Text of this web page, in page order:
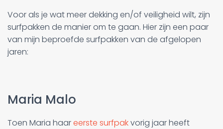
Voor als je wat meer dekking en/of veiligheid wilt, zijn
surfpakken de manier om te gaan. Hier zijn een paar
van mijn beproefde surfpakken van de afgelopen
jaren:
Maria Malo
Toen Maria haareerste surfpakvorig jaar heeft